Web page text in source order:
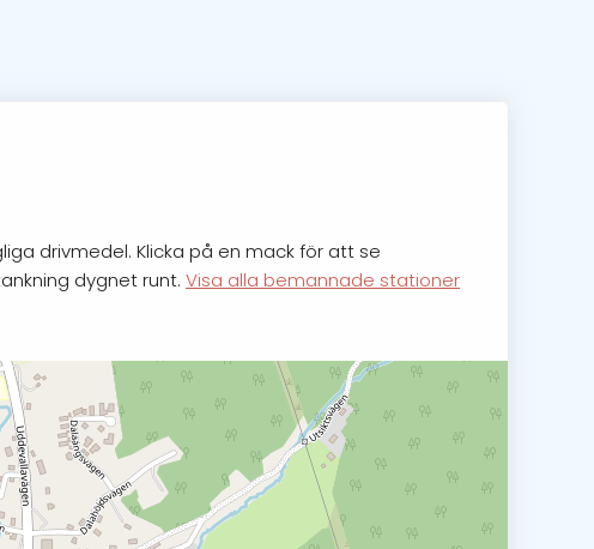
drivmedel. Klicka på en mack för att se
dygnet runt. Visa alla bemannade stationer